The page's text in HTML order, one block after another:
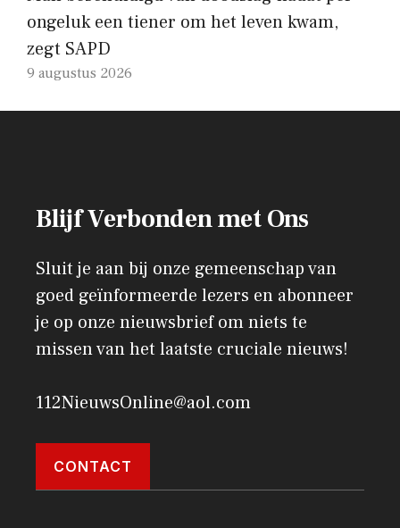
ongeluk een tiener om het leven kwam,
zegt SAPD
9 augustus 2026
Blijf Verbonden met Ons
Sluit je aan bij onze gemeenschap van
goed geïnformeerde lezers en abonneer
je op onze nieuwsbrief om niets te
missen van het laatste cruciale nieuws!
112NieuwsOnline@aol.com
CONTACT